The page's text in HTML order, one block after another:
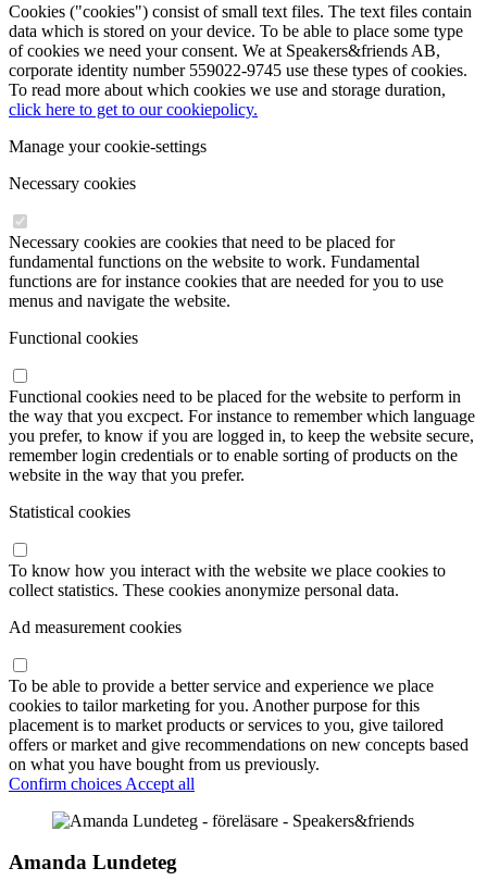
Cookies ("cookies") consist of small text files. The text files contain
data which is stored on your device. To be able to place some type
of cookies we need your consent. We at Speakers&friends AB,
corporate identity number 559022-9745 use these types of cookies.
To read more about which cookies we use and storage duration,
click here to get to our cookiepolicy.
Manage your cookie-settings
Necessary cookies
Necessary cookies are cookies that need to be placed for
fundamental functions on the website to work. Fundamental
functions are for instance cookies that are needed for you to use
menus and navigate the website.
Functional cookies
Functional cookies need to be placed for the website to perform in
the way that you excpect. For instance to remember which language
you prefer, to know if you are logged in, to keep the website secure,
remember login credentials or to enable sorting of products on the
website in the way that you prefer.
Statistical cookies
To know how you interact with the website we place cookies to
collect statistics. These cookies anonymize personal data.
Ad measurement cookies
To be able to provide a better service and experience we place
cookies to tailor marketing for you. Another purpose for this
placement is to market products or services to you, give tailored
offers or market and give recommendations on new concepts based
on what you have bought from us previously.
Confirm choices Accept all
Amanda Lundeteg